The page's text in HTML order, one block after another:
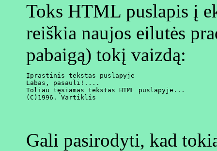
Toks HTML puslapis į
reiškia naujos eilutės
pabaigą) tokį vaizdą:
Įprastinis tekstas puslapyje
Labas, pasauli!....
Toliau tęsiamas tekstas HTML puslapyje...
Gali pasirodyti, kad